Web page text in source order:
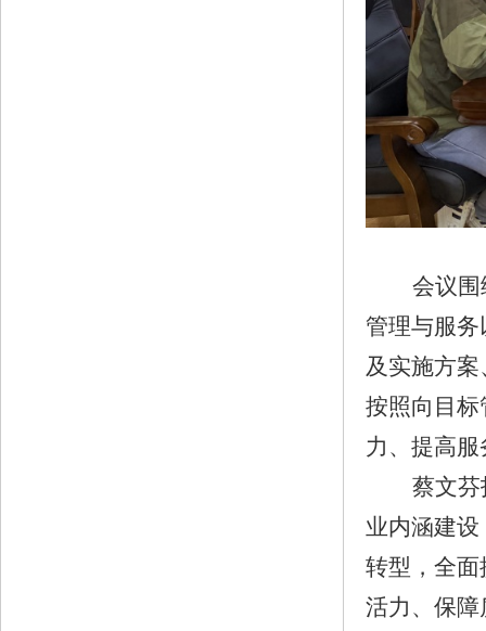
会议围
管理与服
及实施方
按照向目
力、提高
蔡文芬
业内涵建设
转型， 全面
活力、保